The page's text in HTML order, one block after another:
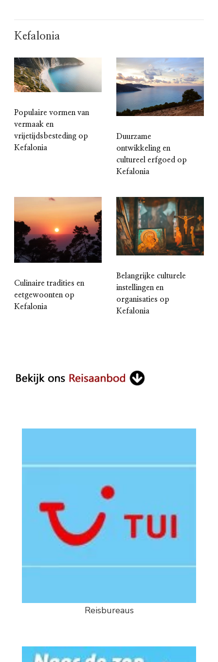
Kefalonia
Populaire vormen van
vermaak en
vrijetijdsbesteding op
Kefalonia
Duurzame
ontwikkeling en
cultureel erfgoed op
Kefalonia
Culinaire tradities en
eetgewoonten op
Kefalonia
Belangrijke culturele
instellingen en
organisaties op
Kefalonia
Reisbureaus